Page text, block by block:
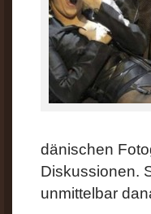
dänischen
Diskussionen.
unmittelbar